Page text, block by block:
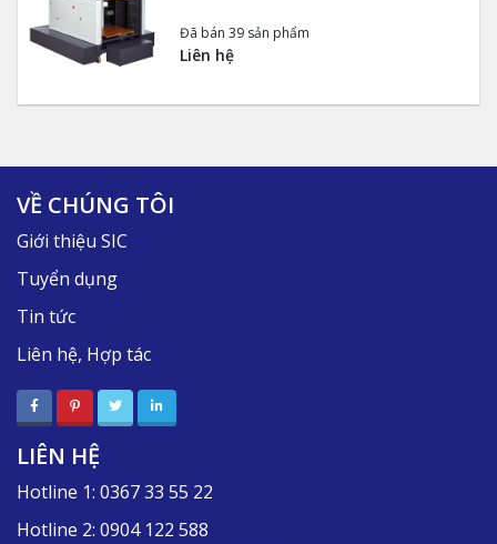
Đã bán 39 sản phẩm
Liên hệ
VỀ CHÚNG TÔI
Giới thiệu SIC
Tuyển dụng
Tin tức
Liên hệ, Hợp tác
LIÊN HỆ
Hotline 1: 0367 33 55 22
Hotline 2: 0904 122 588